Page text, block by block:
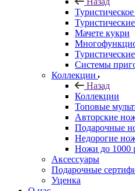
Мачете кукри
Системы
Коллекции
Назад
Коллекции
Топовые
Авторские
Подарочные
Недорогие
Ножи до 1000
Аксессуары
Подарочные
Уценка